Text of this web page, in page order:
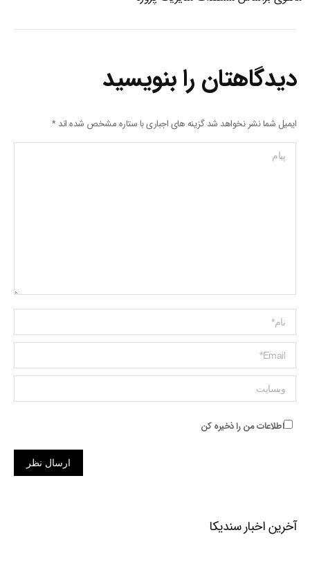
دیدگاهتان را بنویسید
ایمیل شما نشر نخواهد شد گزینه های اجباری با ستاره مشخص شده اند*
پیام
Name *
ایمیل *
وبسایت
اطلاعات من را ذخیره کن
ارسال نظر
آخرین اخبار سندیکا